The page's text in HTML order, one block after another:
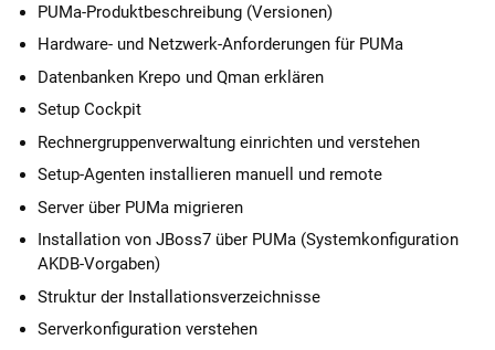
PUMa-Produktbeschreibung (Versionen)
Hardware- und Netzwerk-Anforderungen für PUMa
Datenbanken Krepo und Qman erklären
Setup Cockpit
Rechnergruppenverwaltung einrichten und verstehen
Setup-Agenten installieren manuell und remote
Server über PUMa migrieren
Installation von JBoss7 über PUMa (Systemkonfiguration
AKDB-Vorgaben)
Struktur der Installationsverzeichnisse
Serverkonfiguration verstehen